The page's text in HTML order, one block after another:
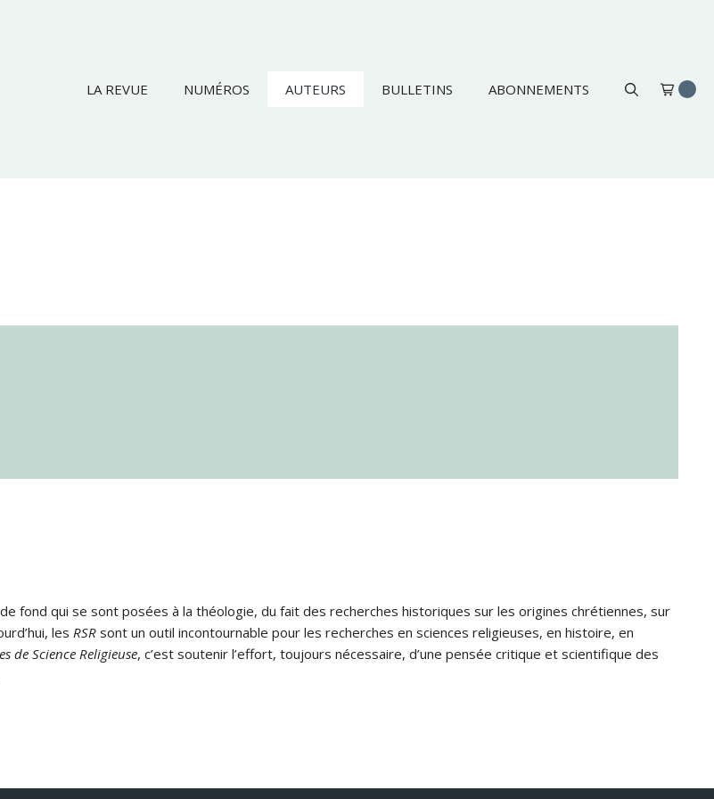
LA REVUE NUMÉROS AUTEURS BULLETINS ABONNEMENTS
fond qui se sont posées à la théologie, du fait des recherches historiques sur les origines chrétiennes, sur
les RSR sont un outil incontournable pour les recherches en sciences religieuses, en histoire, en
de Science Religieuse, c’est soutenir l’effort, toujours nécessaire, d’une pensée critique et scientifique des